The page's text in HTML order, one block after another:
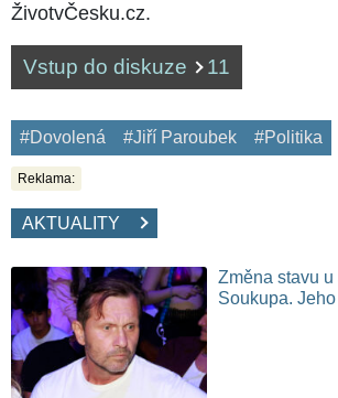
ŽivotvČesku.cz.
Vstup do diskuze 11
#Dovolená #Jiří Paroubek #Politika
Reklama:
AKTUALITY
Změna stavu u
Soukupa.